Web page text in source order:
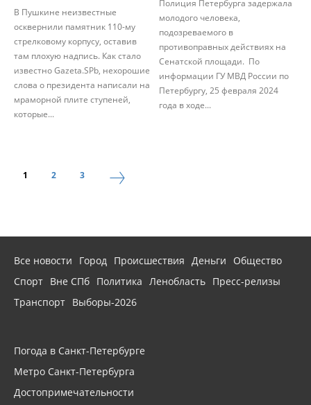
В Пушкине неизвестные
осквернили памятник 110-му
стрелковому корпусу, оставив
там плохую надпись. Как стало
известно Gazeta.SPb, нехорошие
слова о президента написали на
мраморной плите ступеней,
которые...
Полиция Петербурга задержала
молодого человека,
подозреваемого в
противоправных действиях на
Сенатской площади. По
информации ГУ МВД России по
Петербургу, 25 февраля 2024
года в ходе...
1 2 3
Все новости Город Происшествия Деньги
Общество
Спорт Вне СПб Политика Ленобласть Пресс-релизы
Транспорт Выборы-2026
Погода в Санкт-Петербурге
Метро Санкт-Петербурга
Достопримечательности